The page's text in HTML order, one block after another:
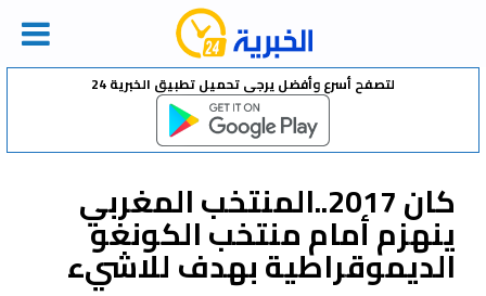
Skip
لتصفح أسرع وأفضل يرجى تحميل تطبيق الخبرية 24
كان 2017..المنتخب المغربي
ينهزم أمام منتخب الكونغو
الديموقراطية بهدف للاشيء